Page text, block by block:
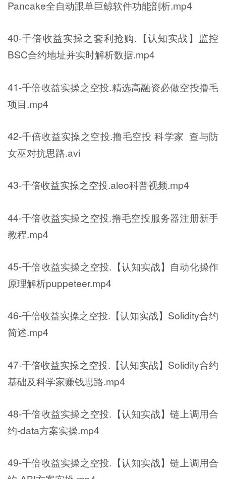
Pancake全自动跟单巨鲸软件功能剖析.mp4
40-千倍收益实操之套利抢购.【认知实战】监控
BSC合约地址并实时解析数据.mp4
41-千倍收益实操之空投.精选高融资必做空投撸毛
项目.mp4
42-千倍收益实操之空投.撸毛空投 科学家 查与防
女巫对抗思路.avi
43-千倍收益实操之空投.aleo科普视频.mp4
44-千倍收益实操之空投.撸毛空投服务器注册新手
教程.mp4
45-千倍收益实操之空投.【认知实战】自动化操作
原理解析puppeteer.mp4
46-千倍收益实操之空投.【认知实战】Solidity合约
简述.mp4
47-千倍收益实操之空投.【认知实战】Solidity合约
基础及科学家赚钱思路.mp4
48-千倍收益实操之空投.【认知实战】链上调用合
约-data方案实操.mp4
49-千倍收益实操之空投.【认知实战】链上调用合